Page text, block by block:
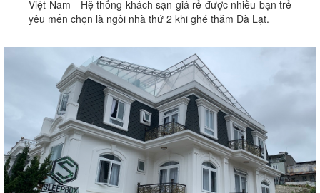
Việt Nam - Hệ thống khách sạn giá rẻ được nhiều bạn trẻ
yêu mến chọn là ngôi nhà thứ 2 khi ghé thăm Đà Lạt.